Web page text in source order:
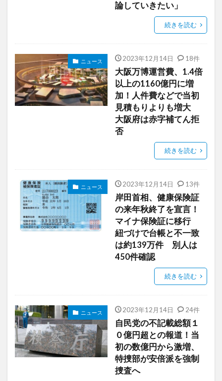
論していきたい」
続きを読む
ニュース 2023年12月14日 18件
大阪万博運営費、1.4倍
以上の1160億円に増
加！人件費などで当初
見積もりよりも増大
大阪府は赤字補てん拒
否
続きを読む
ニュース 2023年12月14日 13件
岸田首相、健康保険証
の来年秋終了を宣言！
マイナ保険証に移行
紐づけで台帳と不一致
は約139万件 別人は
450件確認
続きを読む
ニュース 2023年12月14日 24件
自民党の不記載総額１
０億円超との報道！当
初の数億円から激増、
特捜部が安倍派を強制
捜査へ